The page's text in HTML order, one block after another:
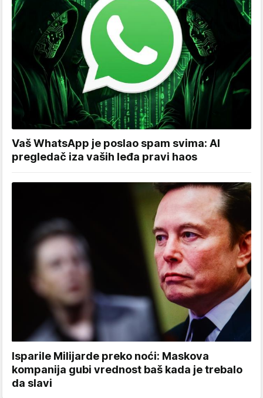
Vaš WhatsApp je poslao spam svima: AI
pregledač iza vaših leđa pravi haos
Isparile Milijarde preko noći: Maskova
kompanija gubi vrednost baš kada je trebalo
da slavi